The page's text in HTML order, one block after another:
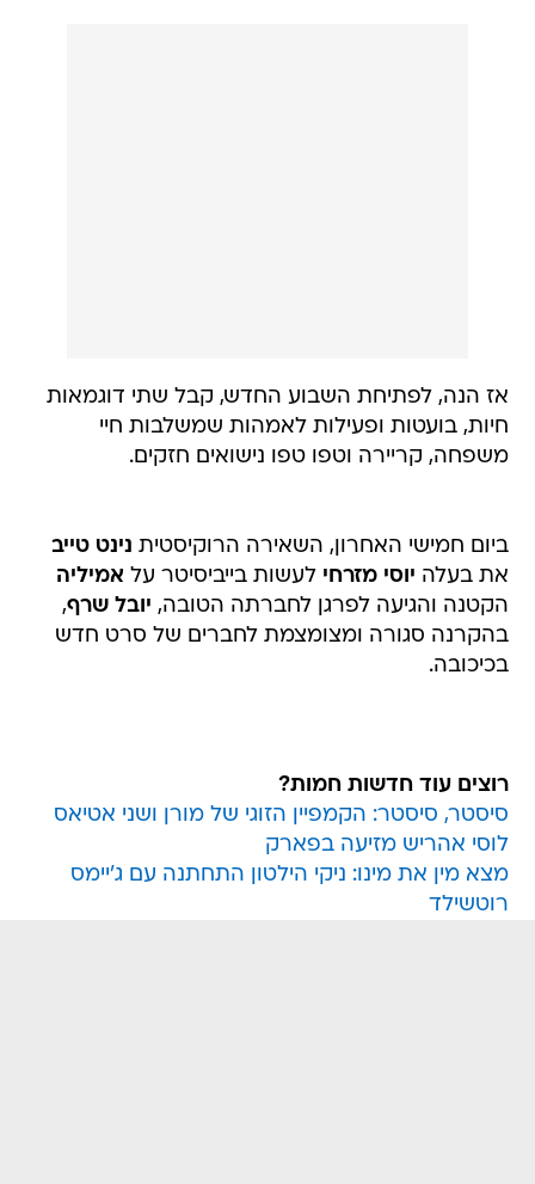
אז הנה, לפתיחת השבוע החדש, קבל שתי דוגמאות
חיות, בועטות ופעילות לאמהות שמשלבות חיי
משפחה, קריירה וטפו טפו נישואים חזקים.
ביום חמישי האחרון, השאירה הרוקיסטית נינט טייב
את בעלה יוסי מזרחי לעשות בייביסיטר על אמיליה
הקטנה והגיעה לפרגן לחברתה הטובה, יובל שרף,
בהקרנה סגורה ומצומצמת לחברים של סרט חדש
בכיכובה.
רוצים עוד חדשות חמות?
סיסטר, סיסטר: הקמפיין הזוגי של מורן ושני אטיאס
לוסי אהריש מזיעה בפארק
מצא מין את מינו: ניקי הילטון התחתנה עם ג'יימס
רוטשילד